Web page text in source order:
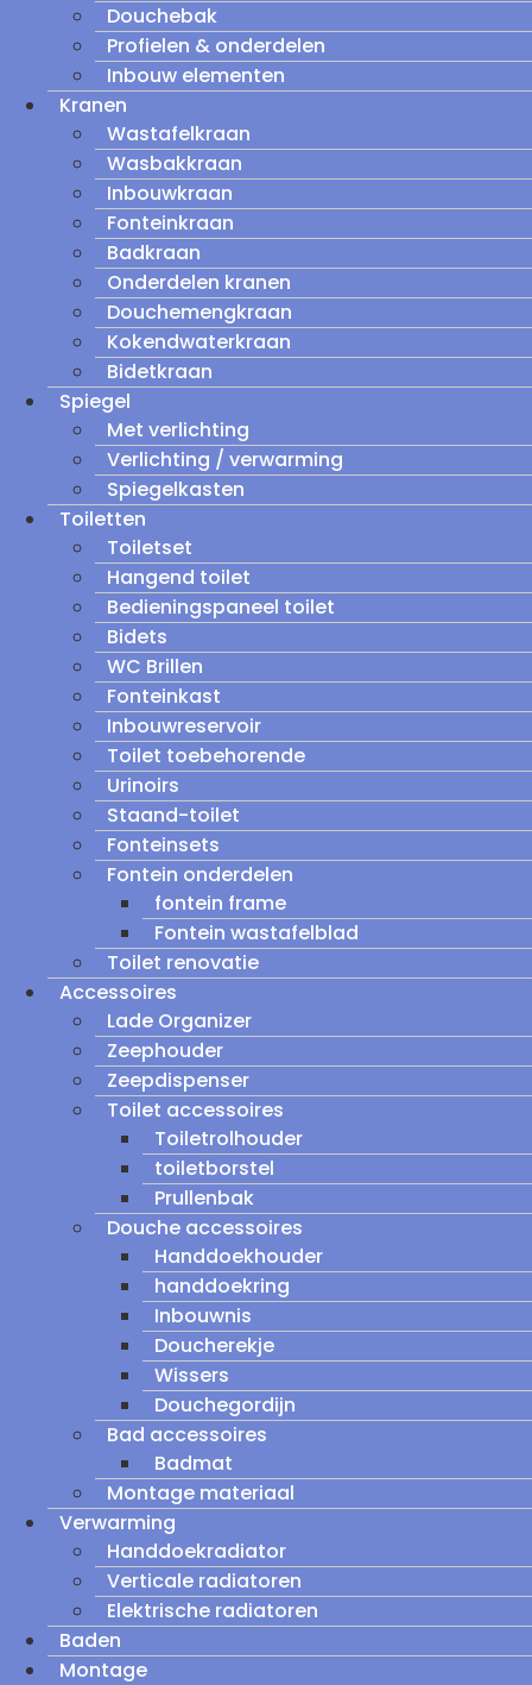
Douchebak
Profielen & onderdelen
Inbouw elementen
Kranen
Wastafelkraan
Wasbakkraan
Inbouwkraan
Fonteinkraan
Badkraan
Onderdelen kranen
Douchemengkraan
Kokendwaterkraan
Bidetkraan
Spiegel
Met verlichting
Verlichting / verwarming
Spiegelkasten
Toiletten
Toiletset
Hangend toilet
Bedieningspaneel toilet
Bidets
WC Brillen
Fonteinkast
Inbouwreservoir
Toilet toebehorende
Urinoirs
Staand-toilet
Fonteinsets
Fontein onderdelen
fontein frame
Fontein wastafelblad
Toilet renovatie
Accessoires
Lade Organizer
Zeephouder
Zeepdispenser
Toilet accessoires
Toiletrolhouder
toiletborstel
Prullenbak
Douche accessoires
Handdoekhouder
handdoekring
Inbouwnis
Doucherekje
Wissers
Douchegordijn
Bad accessoires
Badmat
Montage materiaal
Verwarming
Handdoekradiator
Verticale radiatoren
Elektrische radiatoren
Baden
Montage